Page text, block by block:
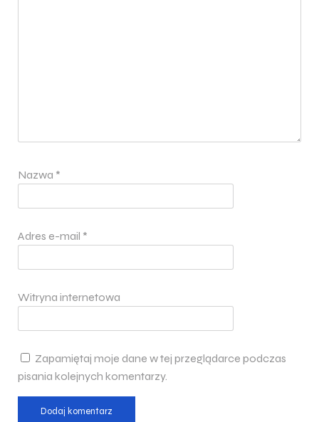
Nazwa *
Adres e-mail *
Witryna internetowa
Zapamiętaj moje dane w tej przeglądarce podczas
pisania kolejnych komentarzy.